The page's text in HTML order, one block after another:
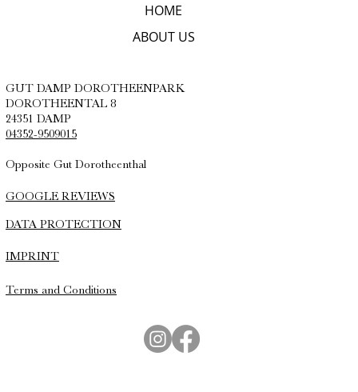
HOME
ABOUT US
GUT DAMP DOROTHEENPARK
DOROTHEENTAL 8
24351 DAMP
04352-9509015
Opposite Gut Dorotheenthal
GOOGLE REVIEWS
DATA PROTECTION
IMPRINT
Terms and Conditions